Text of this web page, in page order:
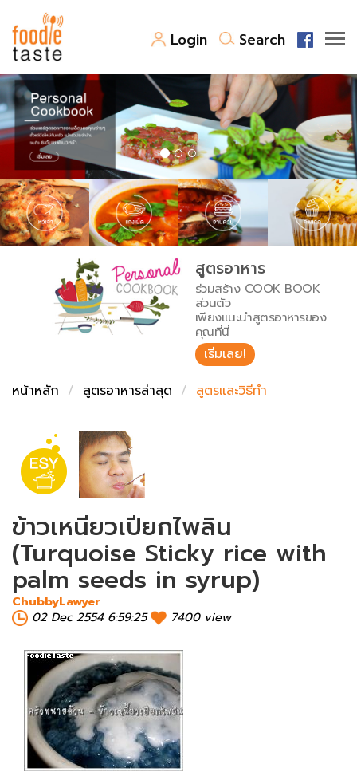
Login Search
สูตรอาหาร
สูตรอาหารล่าสุด
Top Foodie
พาไปชิม
สารพันก้นครัว
เคล็ดลับน่ารู้
เปรียบเทียบหน่วยการตวง
เปรียบเทียบอุณหภูมิ
เปรียบเทียบน้ำหนักวัตถุดิบ
FoodPedia
สร้าง Cookbook
สูตรอาหาร
ร่วมสร้าง COOK BOOK
ส่วนตัว
เพียงแนะนำสูตรอาหารของ
คุณที่นี่
เริ่มเลย!
หน้าหลัก
สูตรอาหารล่าสุด สูตรและวิธีทำ
ข้าวเหนียวเปียกไพลิน
(Turquoise Sticky rice with
palm seeds in syrup)
ChubbyLawyer
02 Dec 2554 6:59:25
7400 view